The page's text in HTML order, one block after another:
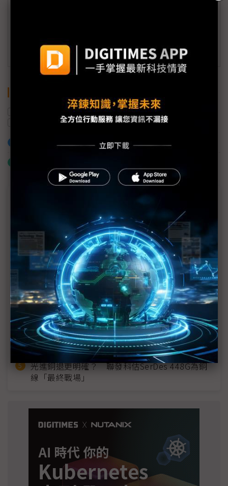
訂閱DIGITIMES 行動版
機器人 服務型機器人
加入已選取到「關鍵字追蹤」
MLCC訂單過熱、出貨比創高 村田示警全球AI基
建熱潮將趨緩
2027全年記憶體產能提前售罄 買家「祕而不
宣」只怕買不夠
英特爾EMIB良率達標 聯發科第2代ASIC產品
2028準時量產
SpaceX晶片採購大轉向 Elon Musk捨超微全面
採用NVIDIA
光進銅退更明確？ 聯發科估SerDes 448G為銅
線「最終戰場」